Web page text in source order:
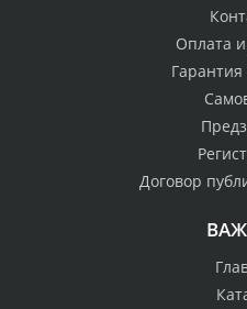
Оплата и
Договор